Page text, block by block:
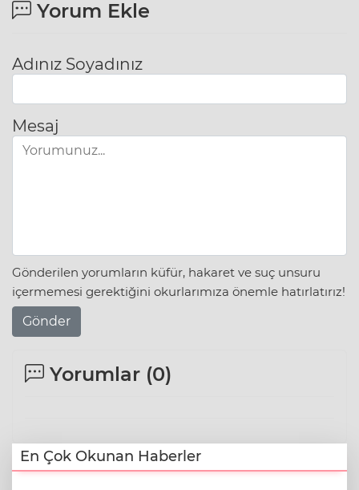
Yorum Ekle
Adınız Soyadınız
Mesaj
Gönderilen yorumların küfür, hakaret ve suç unsuru
içermemesi gerektiğini okurlarımıza önemle hatırlatırız!
Gönder
Yorumlar (0)
En Çok Okunan Haberler